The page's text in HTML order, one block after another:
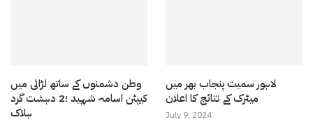
وطن دشمنوں کے ساتھ لڑائی میں
کیپٹن اسامہ شہید ؛2 دہشت گرد
ہلاک
لاہور سمیت پنجاب بھر میں
میٹرک کے نتائج کا اعلان
July 9, 2024